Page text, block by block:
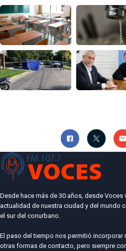
Desde hace más de 30 años, desde Voces
actualidad de nuestra ciudad y del mundo
el sur del conurbano.
El paso del tiempo nos permitió incorporar
otras formas de contacto, pero siempre